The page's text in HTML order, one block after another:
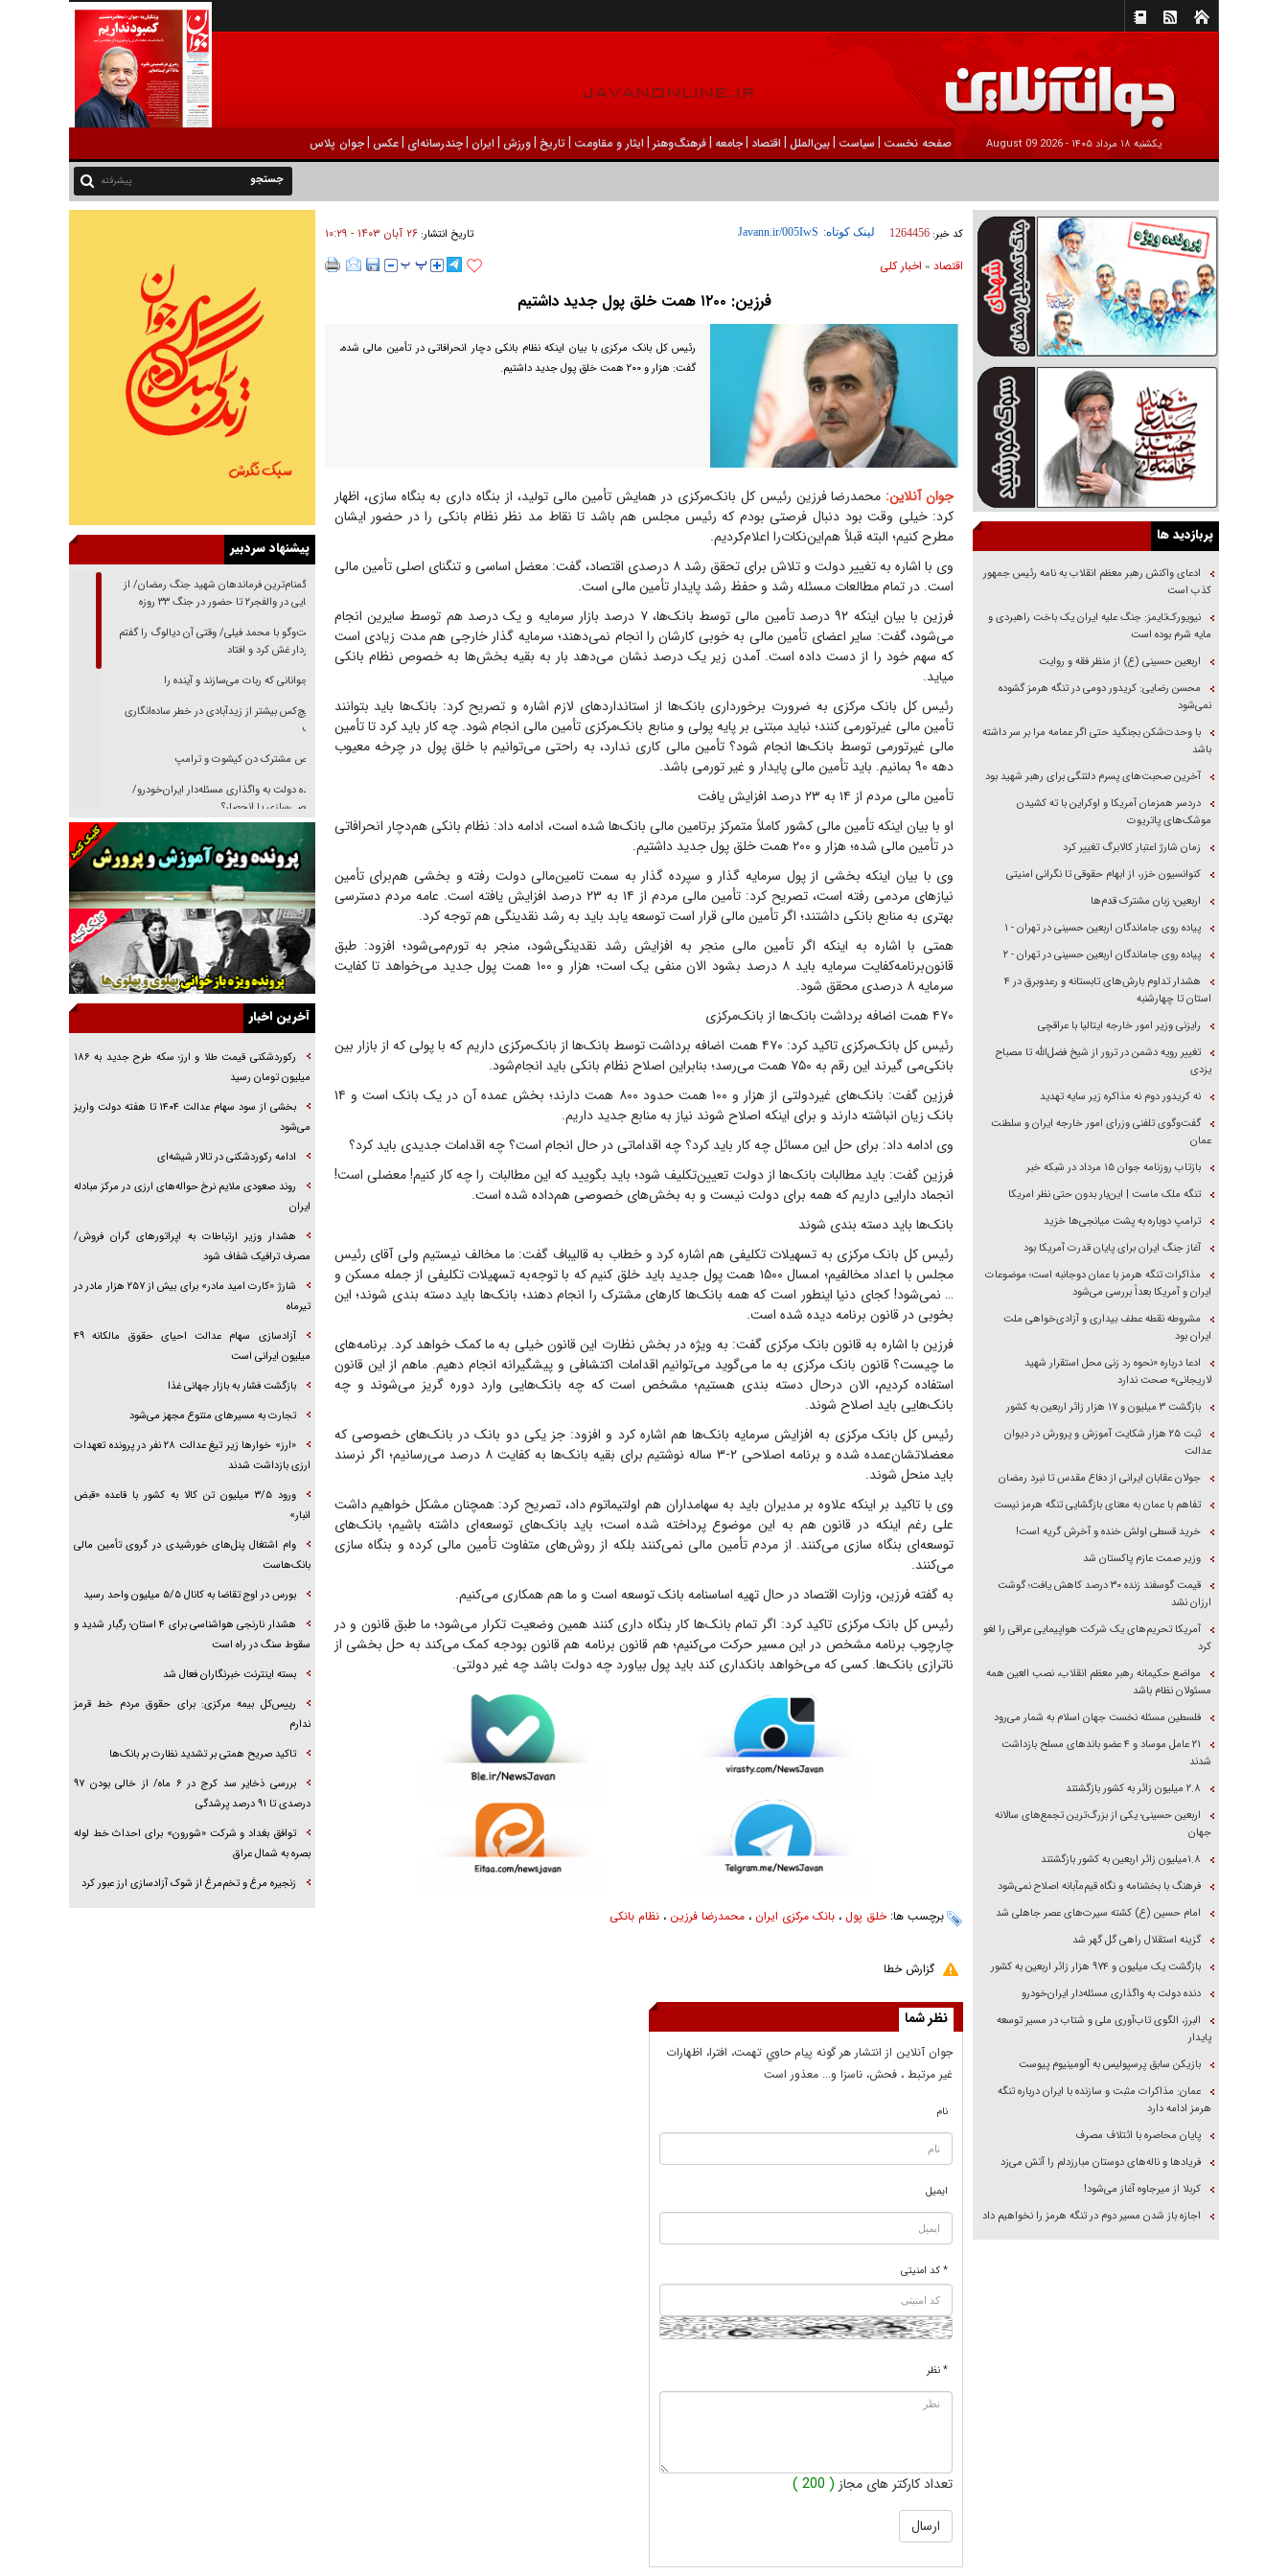
يکشنبه ۱۸ مرداد ۱۴۰۵ - 2026 August 09 صفحه نخست | سیاست |بين‌الملل | اقتصاد |جامعه |فرهنگ‌و‌هنر | ایثار و مقاومت |تاریخ |ورزش | ايران |چندرسانه‌ای |عکس |جوان پلاس
پیشرفته
کد خبر: 1264456 لینک کوتاه: تاریخ انتشار:۲۶ آبان ۱۴۰۳ - ۱۰:۲۹
اقتصاد» اخبار کلی
فرزین: ۱۲۰۰ همت خلق پول جدید داشتیم
رئیس کل بانک مرکزی با بیان اینکه نظام بانکی دچار انحرافاتی در تأمین مالی شده،
گفت: هزار و ۲۰۰ همت خلق پول جدید داشتیم.
جوان آنلاین: محمدرضا فرزین رئیس کل بانک‌مرکزی در همایش تأمین مالی تولید، از بنگاه داری به بنگاه سازی، اظهار
کرد: خیلی وقت بود دنبال فرصتی بودم که رئیس مجلس هم باشد تا نقاط مد نظر نظام بانکی را در حضور ایشان
مطرح کنیم؛ البته قبلاً هم‌این‌نکات‌را اعلام‌کردیم.
وی با اشاره به تغییر دولت و تلاش برای تحقق رشد ۸ درصدی اقتصاد، گفت: معضل اساسی و تنگنای اصلی تأمین مالی
است. در تمام مطالعات مسئله رشد و حفظ رشد پایدار تأمین مالی است.
فرزین با بیان اینکه ۹۲ درصد تأمین مالی توسط بانک‌ها، ۷ درصد بازار سرمایه و یک درصد هم توسط سایرین انجام
می‌شود، گفت: سایر اعضای تأمین مالی به خوبی کارشان را انجام نمی‌دهند؛ سرمایه گذار خارجی هم مدت زیادی است
که سهم خود را از دست داده است. آمدن زیر یک درصد نشان می‌دهد بار به بقیه بخش‌ها به خصوص نظام بانکی
میاید.
رئیس کل بانک مرکزی به ضرورت برخورداری بانک‌ها از استانداردهای لازم اشاره و تصریح کرد: بانک‌ها باید بتوانند
تأمین مالی غیرتورمی کنند؛ نباید مبتنی بر پایه پولی و منابع بانک‌مرکزی تأمین مالی انجام شود. چه کار باید کرد تا تأمین
مالی غیرتورمی توسط بانک‌ها انجام شود؟ تأمین مالی کاری ندارد، به راحتی می‌توانیم با خلق پول در چرخه معیوب
دهه ۹۰ بمانیم. باید تأمین مالی پایدار و غیر تورمی باشد.
تأمین مالی مردم از ۱۴ به ۲۳ درصد افزایش یافت
او با بیان اینکه تأمین مالی کشور کاملاً متمرکز برتامین مالی بانک‌ها شده است، ادامه داد: نظام بانکی هم‌دچار انحرافاتی
در تأمین مالی شده؛ هزار و ۲۰۰ همت خلق پول جدید داشتیم.
وی با بیان اینکه بخشی از پول سرمایه گذار و سپرده گذار به سمت تامین‌مالی دولت رفته و بخشی هم‌برای تأمین
نیازهای مردمی رفته است، تصریح کرد: تأمین مالی مردم از ۱۴ به ۲۳ درصد افزایش یافته است. عامه مردم دسترسی
بهتری به منابع بانکی داشتند؛ اگر تأمین مالی قرار است توسعه یابد باید به رشد نقدینگی هم توجه کرد.
همتی با اشاره به اینکه اگر تأمین مالی منجر به افزایش رشد نقدینگی‌شود، منجر به تورم‌می‌شود؛ افزود: طبق
قانون‌برنامه‌کفایت سرمایه باید ۸ درصد بشود الان منفی یک است؛ هزار و ۱۰۰ همت پول جدید می‌خواهد تا کفایت
سرمایه ۸ درصدی محقق شود.
۴۷۰ همت اضافه برداشت بانک‌ها از بانک‌مرکزی
رئیس کل بانک‌مرکزی تاکید کرد: ۴۷۰ همت اضافه برداشت توسط بانک‌ها از بانک‌مرکزی داریم که با پولی که از بازار بین
بانکی‌می گیرند این رقم به ۷۵۰ همت می‌رسد؛ بنابراین اصلاح نظام بانکی باید انجام‌شود.
فرزین گفت: بانک‌های غیردولتی از هزار و ۱۰۰ همت حدود ۸۰۰ همت دارند؛ بخش عمده آن در یک بانک است و ۱۴
بانک زیان انباشته دارند و برای اینکه اصلاح شوند نیاز به منابع جدید داریم.
وی ادامه داد: برای حل این مسائل چه کار باید کرد؟ چه اقداماتی در حال انجام است؟ چه اقدامات جدیدی باید کرد؟
فرزین گفت: باید مطالبات بانک‌ها از دولت تعیین‌تکلیف شود؛ باید بگویید که این مطالبات را چه کار کنیم! معضلی است!
انجماد دارایی داریم که همه برای دولت نیست و به بخش‌های خصوصی هم‌داده شده است.
بانک‌ها باید دسته بندی شوند
رئیس کل بانک مرکزی به تسهیلات تکلیفی هم اشاره کرد و خطاب به قالیباف گفت: ما مخالف نیستیم ولی آقای رئیس
مجلس با اعداد مخالفیم؛ امسال ۱۵۰۰ همت پول جدید باید خلق کنیم که با توجه‌به تسهیلات تکلیفی از جمله مسکن و
… نمی‌شود! کجای دنیا اینطور است که همه بانک‌ها کارهای مشترک را انجام دهند؛ بانک‌ها باید دسته بندی شوند؛ این
بخوبی در قانون برنامه دیده شده است.
فرزین با اشاره به قانون بانک مرکزی گفت: به ویژه در بخش نظارت این قانون خیلی به ما کمک خواهد کرد. برنامه‌های
ما چیست؟ قانون بانک مرکزی به ما می‌گوید می‌توانیم اقدامات اکتشافی و پیشگیرانه انجام دهیم. ماهم از این قانون
استفاده کردیم، الان درحال دسته بندی هستیم؛ مشخص است که چه بانک‌هایی وارد دوره گریز می‌شوند و چه
بانک‌هایی باید اصلاح شوند.
رئیس کل بانک مرکزی به افزایش سرمایه بانک‌ها هم اشاره کرد و افزود: جز یکی دو بانک در بانک‌های خصوصی که
معضلاتشان‌عمده شده و برنامه اصلاحی ۲-۳ ساله نوشتیم برای بقیه بانک‌ها به کفایت ۸ درصد می‌رسانیم؛ اگر نرسند
باید منحل شوند.
وی با تاکید بر اینکه علاوه بر مدیران باید به سهامداران هم اولتیماتوم داد، تصریح کرد: همچنان مشکل خواهیم داشت
علی رغم اینکه در قانون هم به این موضوع پرداخته شده است؛ باید بانک‌های توسعه‌ای داشته باشیم؛ بانک‌های
توسعه‌ای بنگاه سازی می‌کنند. از مردم تأمین مالی نمی‌کنند بلکه از روش‌های متفاوت تأمین مالی کرده و بنگاه سازی
می‌کنند.
به گفته فرزین، وزارت اقتصاد در حال تهیه اساسنامه بانک توسعه است و ما هم همکاری می‌کنیم.
رئیس کل بانک مرکزی تاکید کرد: اگر تمام بانک‌ها کار بنگاه داری کنند همین وضعیت تکرار می‌شود؛ ما طبق قانون و در
چارچوب برنامه مشخص در این مسیر حرکت می‌کنیم؛ هم قانون برنامه هم قانون بودجه کمک می‌کند به حل بخشی از
ناترازی بانک‌ها. کسی که می‌خواهد بانکداری کند باید پول بیاورد چه دولت باشد چه غیر دولتی.
برچسب ها:خلق پول ، بانک مرکزی ایران ، محمدرضا فرزین ، نظام بانکی
گزارش خطا
نظر شما
جوان آنلاين از انتشار هر گونه پيام حاوي تهمت، افترا، اظهارات
غير مرتبط ، فحش، ناسزا و... معذور است
نام
ایمیل
* کد امنیتی
* نظر
تعداد کارکتر های مجاز ( 200 )
پربازدید ها
ادعای واکنش رهبر معظم انقلاب به نامه رئیس جمهور
کذب است
نیویورک‌تایمز: جنگ علیه ایران یک باخت راهبردی و
مایه شرم بوده است
اربعین حسینی (ع) از منظر فقه و روایت
محسن رضایی: کریدور دومی در تنگه هرمز گشوده
نمی‌شود
با وحدت‌شکن بجنگید حتی اگر عمامه مرا بر سر داشته
باشد
آخرین صحبت‌های پسرم دلتنگی برای رهبر شهید بود
دردسر همزمان آمریکا و اوکراین با ته کشیدن
موشک‌های پاتریوت
زمان شارژ اعتبار کالابرگ تغییر کرد
کنوانسیون خزر، از ابهام حقوقی تا نگرانی امنیتی
اربعین؛ زبان مشترک قدم‌ها
پیاده روی جاماندگان اربعین حسینی در تهران - ۱
پیاده روی جاماندگان اربعین حسینی در تهران - ۲
هشدار تداوم بارش‌های تابستانه و رعدوبرق در ۴
استان تا چهارشنبه
رایزنی وزیر امور خارجه ایتالیا با عراقچی
تغییر رویه دشمن در ترور از شیخ فضل‌الله تا مصباح
یزدی
نه کریدور دوم نه مذاکره زیر سایه تهدید
گفت‌وگوی تلفنی وزرای امور خارجه ایران و سلطنت
عمان
بازتاب روزنامه جوان ۱۵ مرداد در شبکه خبر
تنگه ملک ماست | این‌بار بدون حتی نظر امریکا
ترامپ دوباره به پشت میانجی‌ها خزید
آغاز جنگ ایران برای پایان قدرت آمریکا بود
مذاکرات تنگه هرمز با عمان دوجانبه است؛ موضوعات
ایران و آمریکا بعداً بررسی می‌شود
مشروطه نقطه عطف بیداری و آزادی‌خواهی ملت
ایران بود
ادعا درباره «نحوه رد زنی محل استقرار شهید
لاریجانی» صحت ندارد
بازگشت ۳ میلیون و ۱۷ هزار زائر اربعین به کشور
ثبت ۲۵ هزار شکایت آموزش و پرورش در دیوان
عدالت
جولان عقابان ایرانی از دفاع مقدس تا نبرد رمضان
تفاهم با عمان به معنای بازگشایی تنگه هرمز نیست
خرید قسطی اولش خنده و آخرش گریه است!
وزیر صمت عازم پاکستان شد
قیمت گوسفند زنده ۳۰ درصد کاهش یافت؛ گوشت
ارزان نشد
آمریکا تحریم‌های یک شرکت هواپیمایی عراقی را لغو
کرد
مواضع حکیمانه رهبر معظم انقلاب، نصب العین همه
مسئولان نظام باشد
فلسطین مسئله نخست جهان اسلام به شمار می‌رود
۲۱ عامل موساد و ۴ عضو باند‌های مسلح بازداشت
شدند
۲.۸ میلیون زائر به کشور بازگشتند
اربعین حسینی؛ یکی از بزرگ‌ترین تجمع‌های سالانه
جهان
۱.۸میلیون زائر اربعین به کشور بازگشتند
فرهنگ با بخشنامه و نگاه قیم‌مآبانه اصلاح نمی‌شود
امام حسین (ع) کشته سیرت‌های عصر جاهلی شد
گزینه استقلال راهی گل گهر شد
بازگشت یک میلیون و ۹۷۴ هزار زائر اربعین به کشور
دنده دولت به واگذاری مسئله‌دار ایران‌خودرو
البرز، الگوی تاب‌آوری ملی و شتاب در مسیر توسعه
پایدار
بازیکن سابق پرسپولیس به آلومینیوم پیوست
عمان: مذاکرات مثبت و سازنده با ایران درباره تنگه
هرمز ادامه دارد
پایان محاصره با ائتلاف مصرف
فریاد‌ها و ناله‌های دوستان مبارزدلم را آتش می‌زد
کربلا از میرجاوه آغاز می‌شود!
اجازه باز شدن مسیر دوم در تنگه هرمز را نخواهیم داد
پیشنهاد سردبیر
از گمنام‌ترین فرماندهان شهید جنگ رمضان/ از
شناسایی در والفجر۲ تا حضور در جنگ ۳۳ روزه
گفت‌وگو با محمد فیلی/ وقتی آن دیالوگ را گفتم
فیلمبردار غش کرد و افتاد
نوجوانانی که ربات می‌سازند و آینده را
هیچ‌کس بیشتر از زیدآبادی در خطر ساده‌انگاری
نیست
رقص مشترک دن کیشوت و ترامپ
دنده دولت به واگذاری مسئله‌دار ایران‌خودرو/
خصوصی‌سازی یا انحصار؟
غریزه‌ی بقا و آقای باقی و رفقا
جراحی‌های زیبایی با مدرک فوق‌دیپلم! + گفت‌وگو
با متهم
گفت‌وگو با همسر یکی از شهدای جنگ رمضان/
پیکر بی‌سر شهید را از انگشت‌های پا شناسایی کردیم
نسلی که آنلاین الگو می‌گیرد
گفت‌وگو با آیت‌الله جاودان/ جفای مخالفان مکانت
معنوی رهبر شهید را ارتقا می‌داد
همه آقای دوربینی شده‌ایم!
قصه ناتمام سرویس مدارس
آیا مقاومت فلسطین خلع‌سلاح می‌شود؟
آخرین اخبار
رکوردشکنی قیمت طلا و ارز؛ سکه طرح جدید به ۱۸۶
میلیون تومان رسید
بخشی از سود سهام عدالت ۱۴۰۴ تا هفته دولت واریز
می‌شود
ادامه رکوردشکنی در تالار شیشه‌ای
روند صعودی ملایم نرخ حواله‌های ارزی در مرکز مبادله
ایران
هشدار وزیر ارتباطات به اپراتورهای گران فروش/
مصرف ترافیک شفاف شود
شارژ «کارت امید مادر» برای بیش از ۲۵۷ هزار مادر در
تیرماه
آزادسازی سهام عدالت احیای حقوق مالکانه ۴۹
میلیون ایرانی است
بازگشت فشار به بازار جهانی غذا
تجارت به مسیر‌های متنوع مجهز می‌شود
«ارز» خوار‌ها زیر تیغ عدالت ۲۸ نفر در پرونده تعهدات
ارزی بازداشت شدند
ورود ۳/۵ میلیون تن کالا به کشور با قاعده «قبض
انبار»
وام اشتغال پنل‌های خورشیدی در گروی تأمین مالی
بانک‌هاست
بورس در اوج تقاضا به کانال ۵/۵ میلیون واحد رسید
هشدار نارنجی هواشناسی برای ۴ استان؛ رگبار شدید و
سقوط سنگ در راه است
بسته اینترنت خبرنگاران فعال شد
رییس‌کل بیمه مرکزی: برای حقوق مردم خط قرمز
ندارم
تاکید صریح همتی بر تشدید نظارت بر بانک‌ها
بررسی ذخایر سد کرج در ۶ ماه/ از خالی بودن ۹۷
درصدی تا ۹۱ درصد پرشدگی
توافق بغداد و شرکت «شورون» برای احداث خط لوله
بصره به شمال عراق
زنجیره مرغ و تخم‌مرغ از شوک آزادسازی ارز عبور کرد